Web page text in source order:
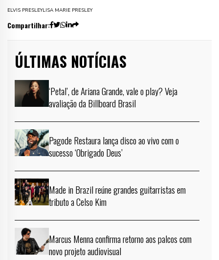
ELVIS PRESLEYLISA MARIE PRESLEY
Compartilhar:
ÚLTIMAS NOTÍCIAS
‘Petal’, de Ariana Grande, vale o play? Veja
avaliação da Billboard Brasil
Pagode Restaura lança disco ao vivo com o
sucesso ‘Obrigado Deus’
Made in Brazil reúne grandes guitarristas em
tributo a Celso Kim
Marcus Menna confirma retorno aos palcos com
novo projeto audiovisual